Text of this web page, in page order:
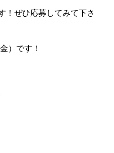
！ぜひ応募してみて下さ
）です！